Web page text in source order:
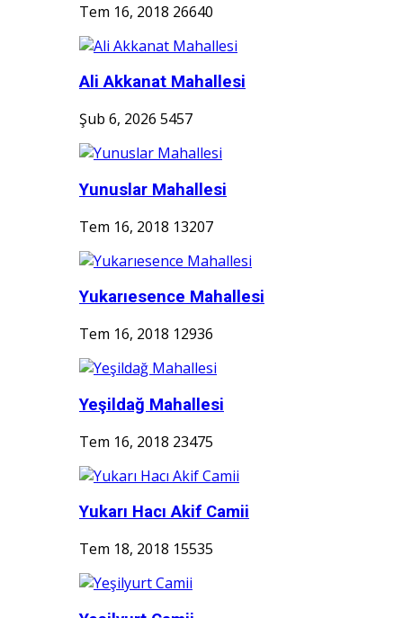
Tem 16, 2018 26640
Ali Akkanat Mahallesi
Şub 6, 2026 5457
Yunuslar Mahallesi
Tem 16, 2018 13207
Yukarıesence Mahallesi
Tem 16, 2018 12936
Yeşildağ Mahallesi
Tem 16, 2018 23475
Yukarı Hacı Akif Camii
Tem 18, 2018 15535